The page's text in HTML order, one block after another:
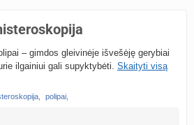
– gimdos gleivinėje išvešėję gerybiai
ilgainiui gali supyktybėti. Skaityti visą
polipai